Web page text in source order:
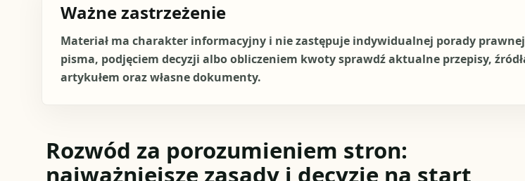
Ważne zastrzeżenie
Materiał ma charakter informacyjny i nie zastępuje indywidualnej porady
pisma, podjęciem decyzji albo obliczeniem kwoty sprawdź aktualne przepisy,
artykułem oraz własne dokumenty.
Rozwód za porozumieniem stron:
najważniejsze zasady i decyzje na start